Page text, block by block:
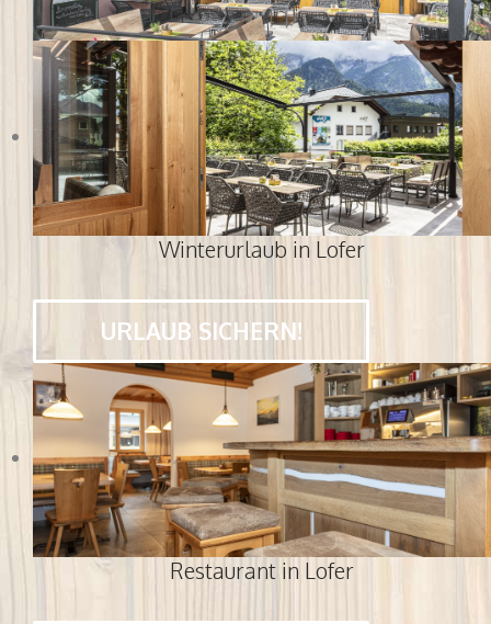
Winterurlaub in Lofer
URLAUB SICHERN!
Restaurant in Lofer